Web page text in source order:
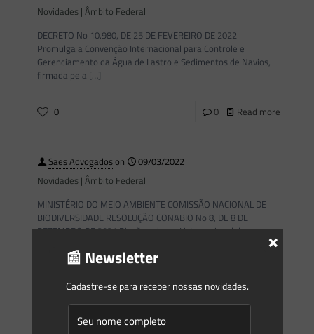
Novidades | Âmbito Federal
DECRETO No 10.980, DE 25 DE FEVEREIRO DE 2022
Promulga a Convenção Internacional para Controle e
Gerenciamento da Água de Lastro e Sedimentos de Navios,
firmada pela […]
0 0 Read more
Saes Advogadoson
09/03/2022
Novidades | Âmbito Federal
MINISTÉRIO DO MEIO AMBIENTE COMISSÃO NACIONAL DE
BIODIVERSIDADE RESOLUÇÃO CONABIO No 8, DE 8 DE
DEZEMBRO DE 2021 Dispõe sobre a Lista nacional de
Read more
22/02/2022
📰 Newsletter
Cadastre-se para receber nossas novidades.
×